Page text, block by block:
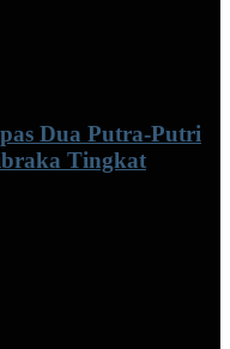
Dua Putra-Putri
Tingkat